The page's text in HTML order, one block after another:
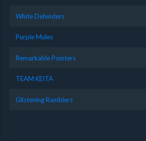
White Defenders
Purple Mules
Remarkable Pointers
TEAM KEITA
Glistening Ramblers